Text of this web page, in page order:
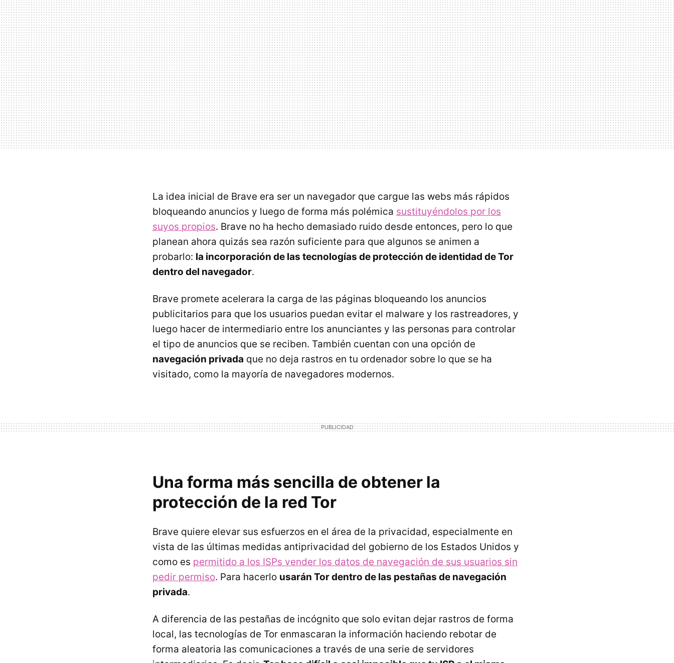
La idea inicial de Brave era ser un navegador que cargue las webs más rápidos
bloqueando anuncios y luego de forma más polémica sustituyéndolos por los
suyos propios. Brave no ha hecho demasiado ruido desde entonces, pero lo que
planean ahora quizás sea razón suficiente para que algunos se animen a
probarlo: la incorporación de las tecnologías de protección de identidad de Tor
dentro del navegador.
Brave promete acelerara la carga de las páginas bloqueando los anuncios
publicitarios para que los usuarios puedan evitar el malware y los rastreadores, y
luego hacer de intermediario entre los anunciantes y las personas para controlar
el tipo de anuncios que se reciben. También cuentan con una opción de
navegación privada que no deja rastros en tu ordenador sobre lo que se ha
visitado, como la mayoría de navegadores modernos.
Una forma más sencilla de obtener la
protección de la red Tor
Brave quiere elevar sus esfuerzos en el área de la privacidad, especialmente en
vista de las últimas medidas antiprivacidad del gobierno de los Estados Unidos y
como es permitido a los ISPs vender los datos de navegación de sus usuarios sin
pedir permiso. Para hacerlo usarán Tor dentro de las pestañas de navegación
privada.
A diferencia de las pestañas de incógnito que solo evitan dejar rastros de forma
local, las tecnologías de Tor enmascaran la información haciendo rebotar de
forma aleatoria las comunicaciones a través de una serie de servidores